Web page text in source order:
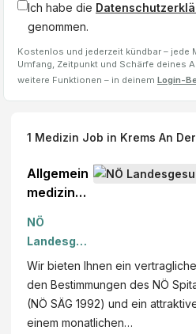
Ich habe die
genommen.
Kostenlos und jederzeit kündbar – jede
Umfang, Zeitpunkt und Schärfe deines
weitere Funktionen – in deinem Login-
1 Medizin Job in Krems An
Allgemein
medizineri
Allgemein
mediziner
für den
Interdiszip
linären
Aufnahme
NÖ
Landesges
undheitsag
entur
Wir bieten Ihnen ein
den Bestimmungen des NÖ
(NÖ SÄG 1992) und ein
einem monatlichen…